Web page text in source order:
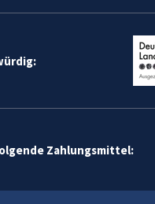
Zahlungsmittel: